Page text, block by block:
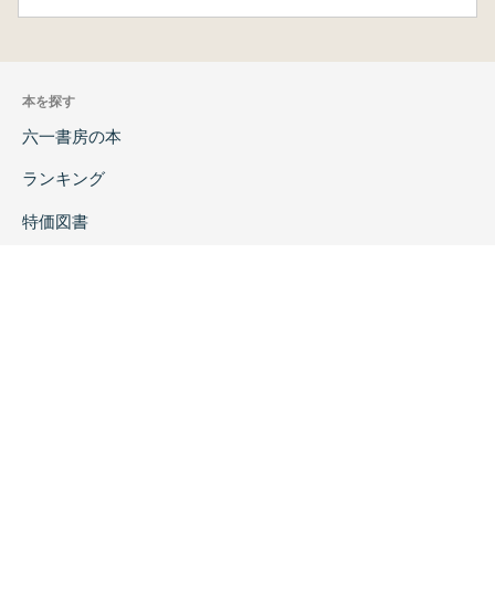
本を探す
六一書房の本
ランキング
特価図書